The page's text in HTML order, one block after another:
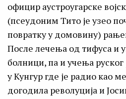
официр аустроугарске
(псеудоним Тито је узео
повратку у домовину)
После лечења од тифуса и
болници, па и учења руског
у Кунгур где је радио као
догодила револуција и